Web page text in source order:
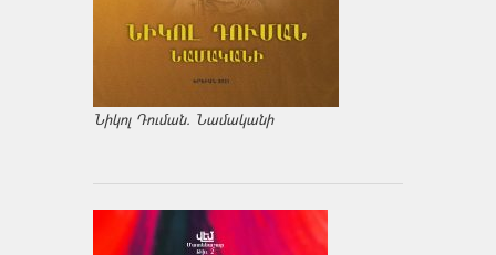
Նիկոլ Դուման. Նամականի